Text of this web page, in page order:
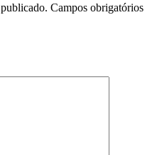
Campos obrigatórios